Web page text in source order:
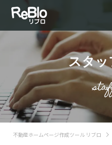
スタ
不動産ホームページ作成ツール リブロ